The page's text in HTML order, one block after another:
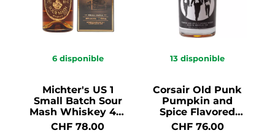
6 disponible
Michter's US 1
Small Batch Sour
Mash Whiskey 43°
70cl
CHF 78.00
13 disponible
Corsair Old Punk
Pumpkin and
Spice Flavored
Whiskey 46° 75cl
CHF 76.00